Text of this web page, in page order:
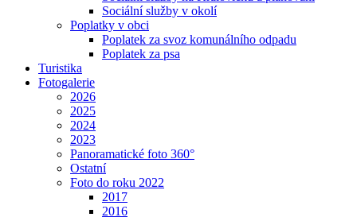
Sociální služby v okolí
Poplatky v obci
Poplatek za svoz komunálního odpadu
Poplatek za psa
Turistika
Fotogalerie
2026
2025
2024
2023
Panoramatické foto 360°
Ostatní
Foto do roku 2022
2017
2016